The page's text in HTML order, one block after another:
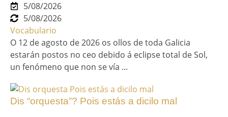
5/08/2026
5/08/2026
Vocabulario
O 12 de agosto de 2026 os ollos de toda Galicia
estarán postos no ceo debido á eclipse total de Sol,
un fenómeno que non se vía ...
Dis “orquesta”? Pois estás a dicilo mal